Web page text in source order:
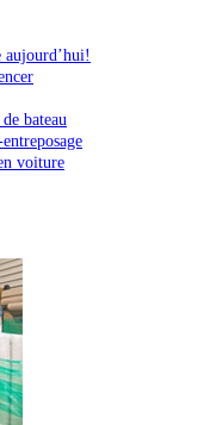
aujourd’hui!
bateau
voiture